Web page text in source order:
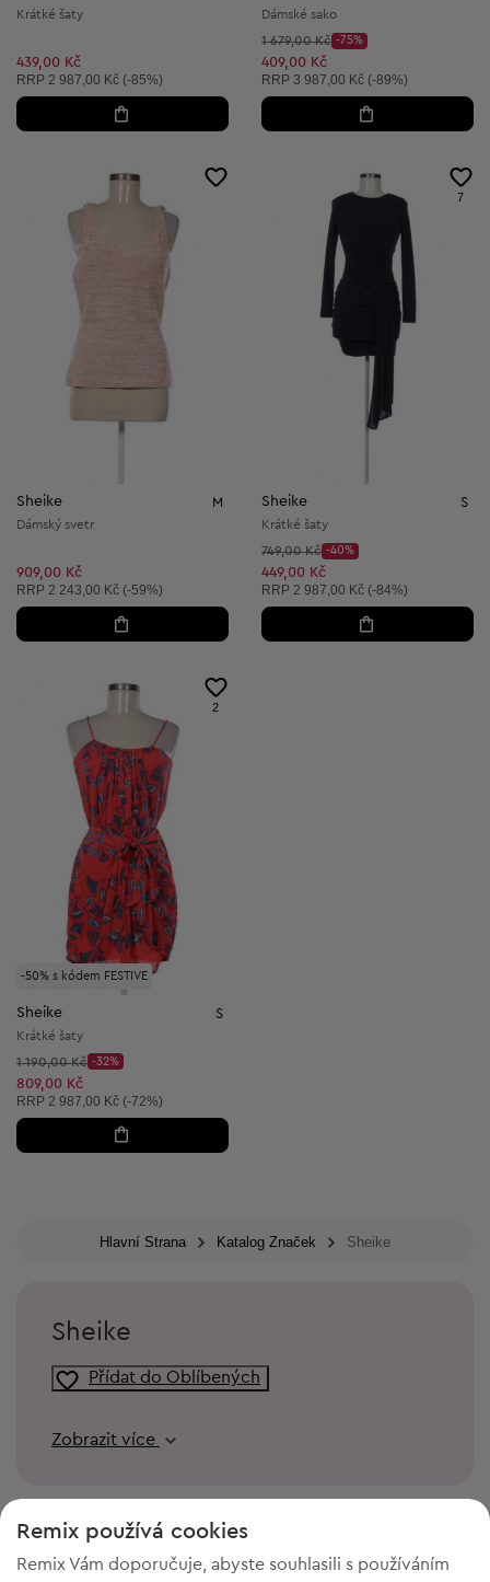
Krátké šaty
439,00 Kč
Doporučená cena:
RRP 2 987,00 Kč (-85%)
Dámské sako
Původní cena:
1 679,00 Kč
Discount Price:
-75%
Snížená cena:
409,00 Kč
Doporučená cena:
RRP 3 987,00 Kč (-89%)
Sheike M
Dámský svetr
909,00 Kč
Doporučená cena:
RRP 2 243,00 Kč (-59%)
7
Sheike S
Krátké šaty
Původní cena:
749,00 Kč
Discount Price:
-40%
Snížená cena:
449,00 Kč
Doporučená cena:
RRP 2 987,00 Kč (-84%)
-50% s kódem FESTIVE
2
Sheike S
Krátké šaty
Původní cena:
1 190,00 Kč
Discount Price:
-32%
Snížená cena:
809,00 Kč
Doporučená cena:
RRP 2 987,00 Kč (-72%)
Hlavní Strana Katalog Značek Sheike
Sheike
Přídat do Oblíbených
Zobrazit více
Remix používá cookies
Remix Vám doporučuje, abyste souhlasili s používáním